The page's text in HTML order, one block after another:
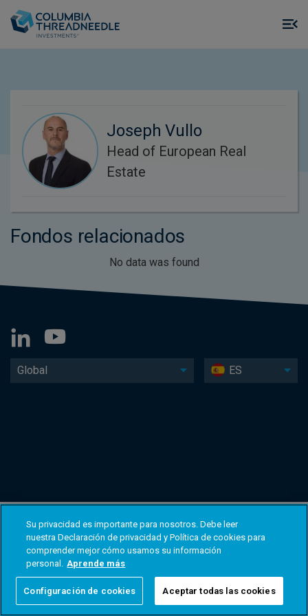
Joseph Vullo
Head of European Real
Estate
Fondos relacionados
No data was found
Global ES
Su privacidad es importante para nosotros. Debe leer
nuestra Declaración de privacidad y Política de cookies para
comprender mejor cómo usamos su información
personal. Aprende más
Configuración de cookies Aceptar todas las cookies